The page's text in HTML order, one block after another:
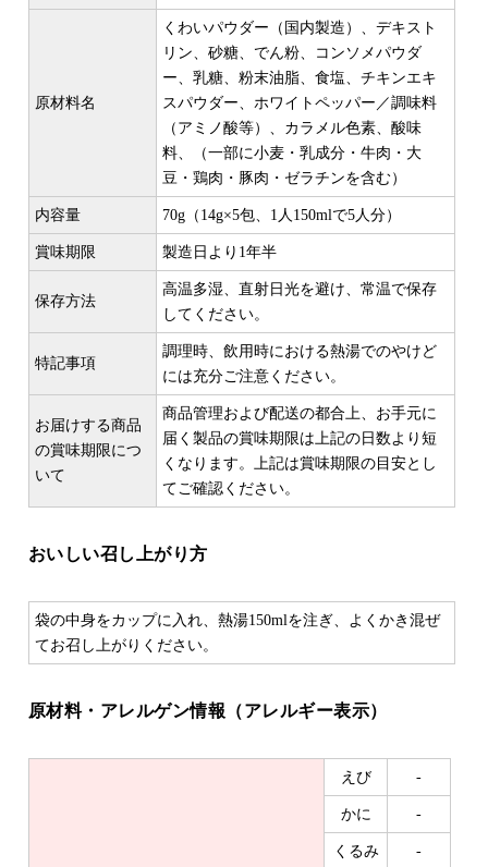
原材料名
くわいパウダー（国内製造）、デキスト
リン、砂糖、でん粉、コンソメパウダ
ー、乳糖、粉末油脂、食塩、チキンエキ
スパウダー、ホワイトペッパー／調味料
（アミノ酸等）、カラメル色素、酸味
料、（一部に小麦・乳成分・牛肉・大
豆・鶏肉・豚肉・ゼラチンを含む）
内容量 70g（14g×5包、1人150mlで5人分）
賞味期限 製造日より1年半
保存方法
高温多湿、直射日光を避け、常温で保存
してください。
特記事項
調理時、飲用時における熱湯でのやけど
には充分ご注意ください。
お届けする商品
の賞味期限につ
いて
商品管理および配送の都合上、お手元に
届く製品の賞味期限は上記の日数より短
くなります。上記は賞味期限の目安とし
てご確認ください。
おいしい召し上がり方
袋の中身をカップに入れ、熱湯150mlを注ぎ、よくかき混ぜ
てお召し上がりください。
原材料・アレルゲン情報（アレルギー表示）
えび -
かに -
くるみ -